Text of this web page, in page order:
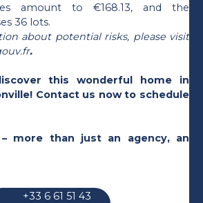
amount to €168.13, and the
36 lots.
about potential risks, please visit
.
this wonderful home in
Contact us now to schedule
– more than just an agency, an
+33 6 61 51 43